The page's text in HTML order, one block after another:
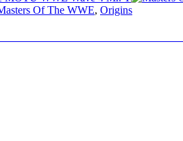
Of The WWE, Origins